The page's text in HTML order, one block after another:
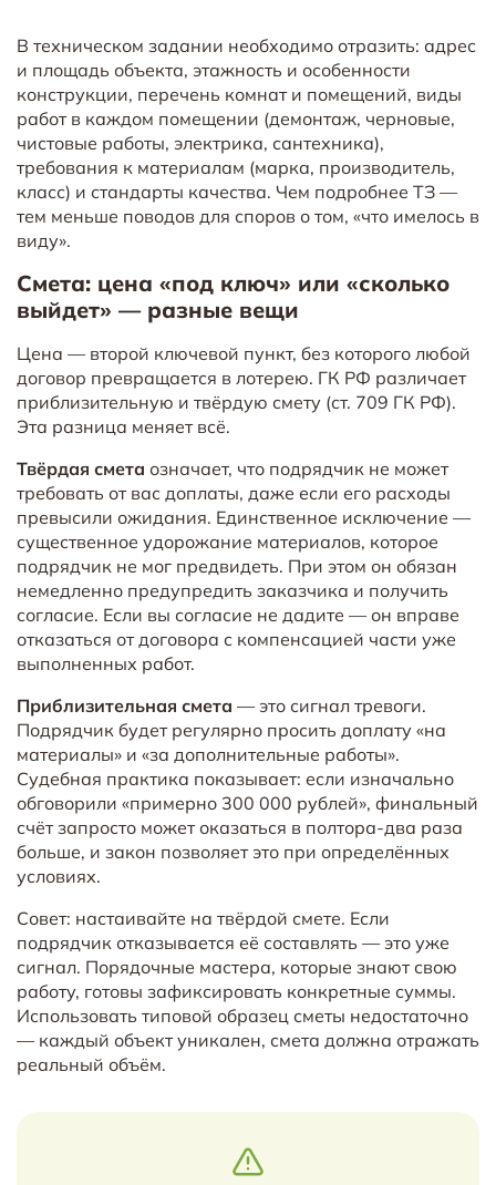
В техническом задании необходимо отразить: адрес
и площадь объекта, этажность и особенности
конструкции, перечень комнат и помещений, виды
работ в каждом помещении (демонтаж, черновые,
чистовые работы, электрика, сантехника),
требования к материалам (марка, производитель,
класс) и стандарты качества. Чем подробнее ТЗ —
тем меньше поводов для споров о том, «что имелось в
виду».
Смета: цена «под ключ» или «сколько
выйдет» — разные вещи
Цена — второй ключевой пункт, без которого любой
договор превращается в лотерею. ГК РФ различает
приблизительную и твёрдую смету (ст. 709 ГК РФ).
Эта разница меняет всё.
Твёрдая смета означает, что подрядчик не может
требовать от вас доплаты, даже если его расходы
превысили ожидания. Единственное исключение —
существенное удорожание материалов, которое
подрядчик не мог предвидеть. При этом он обязан
немедленно предупредить заказчика и получить
согласие. Если вы согласие не дадите — он вправе
отказаться от договора с компенсацией части уже
выполненных работ.
Приблизительная смета — это сигнал тревоги.
Подрядчик будет регулярно просить доплату «на
материалы» и «за дополнительные работы».
Судебная практика показывает: если изначально
обговорили «примерно 300 000 рублей», финальный
счёт запросто может оказаться в полтора-два раза
больше, и закон позволяет это при определённых
условиях.
Совет: настаивайте на твёрдой смете. Если
подрядчик отказывается её составлять — это уже
сигнал. Порядочные мастера, которые знают свою
работу, готовы зафиксировать конкретные суммы.
Использовать типовой образец сметы недостаточно
— каждый объект уникален, смета должна отражать
реальный объём.